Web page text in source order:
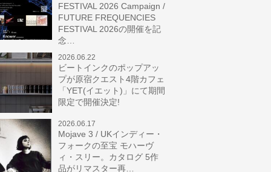
FESTIVAL 2026 Campaign /
FUTURE FREQUENCIES
FESTIVAL 2026の開催を記
念…
2026.06.22
ビートインクのポップアッ
プが原宿クエスト4階カフェ
「YET(イエット)」にて期間
限定で開催決定!
2026.06.17
Mojave 3 / UKインディー・
フォークの至宝 モハーヴ
ィ・スリー。カタログ 5作
品がリマスター再…